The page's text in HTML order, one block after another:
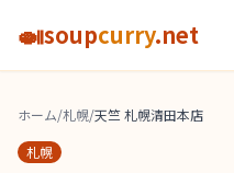
🍛soupcurry.net
ホーム/札幌/天竺 札幌清田本店
札幌